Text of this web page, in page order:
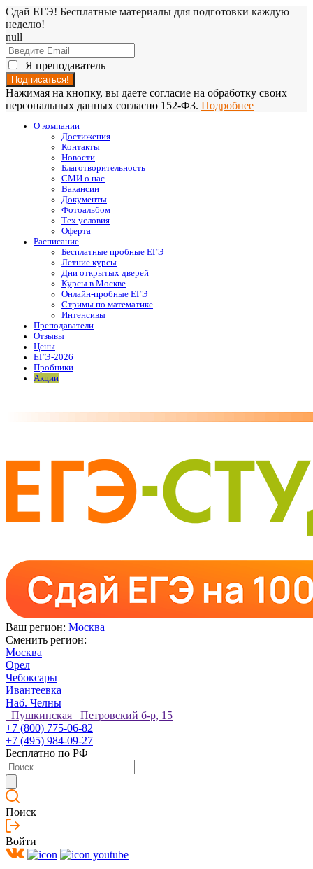
Сдай ЕГЭ! Бесплатные материалы для подготовки каждую
неделю!
null
Я преподаватель
Нажимая на кнопку, вы даете согласие на обработку своих
персональных данных согласно 152-ФЗ. Подробнее
О компании
Достижения
Контакты
Новости
Благотворительность
СМИ о нас
Вакансии
Документы
Фотоальбом
Тех условия
Оферта
Расписание
Бесплатные пробные ЕГЭ
Летние курсы
Дни открытых дверей
Курсы в Москве
Онлайн-пробные ЕГЭ
Стримы по математике
Интенсивы
Преподаватели
Отзывы
Цены
ЕГЭ-2026
Пробники
Акции
Ваш регион: Москва
Сменить регион:
Москва
Орел
Чебоксары
Ивантеевка
Наб. Челны
Пушкинская Петровский б-р, 15
+7 (800) 775-06-82
+7 (495) 984-09-27
Бесплатно по РФ
Поиск
Войти